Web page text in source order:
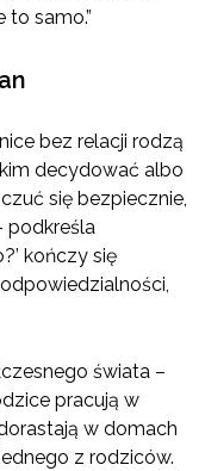
to samo.”
bez relacji rodzą
decydować albo
się bezpiecznie,
podkreśla
kończy się
świata –
pracują w
w domach
z rodziców.